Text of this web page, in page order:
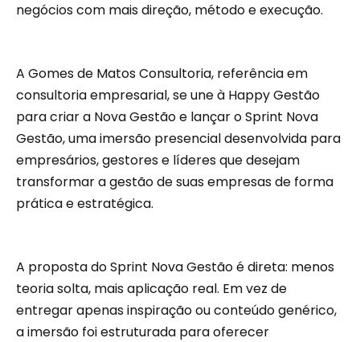
negócios com mais direção, método e execução.
A Gomes de Matos Consultoria, referência em
consultoria empresarial, se une à Happy Gestão
para criar a Nova Gestão e lançar o Sprint Nova
Gestão, uma imersão presencial desenvolvida para
empresários, gestores e líderes que desejam
transformar a gestão de suas empresas de forma
prática e estratégica.
A proposta do Sprint Nova Gestão é direta: menos
teoria solta, mais aplicação real. Em vez de
entregar apenas inspiração ou conteúdo genérico,
a imersão foi estruturada para oferecer